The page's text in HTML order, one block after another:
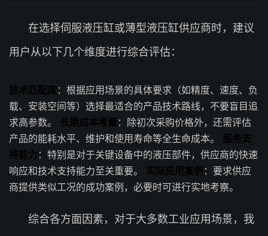
在选择伺服液压缸或薄型液压缸供应商时，建议
用户从以下几个维度进行综合评估：
技术匹配度 ：根据应用场景的具体要求（如精度、速度、负
载、安装空间等）选择最适合的产品技术路线，不要盲目追
求高参数。 长期成本考量 ：除初次采购价格外，还需评估
产品的能耗水平、维护和使用寿命等全生命成本。
服务支
持能力 ：特别是对于关键设备中的液压部件，供应商的快速
响应和技术支持能力至关重要。 实际应用案例 ：要求供应
商提供类似工况的成功案例，必要时可进行实地考察。
综合各方面因素，对于大多数工业应用场景，我